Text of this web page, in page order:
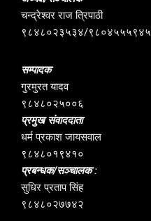
चन्द्रेश्वर राज त्रिपाठी
९८४८०२३५३४/९८०४५५५९४५
सम्पादक
गुरमुरत यादव
९८४८०२५००६
प्रमुख संवाददाता
धर्म प्रकाश जायसवाल
९८४८०१९४१०
प्रबन्धक/सञ्चालक :
सुधिर प्रताप सिंह
९८४८०२७७४२